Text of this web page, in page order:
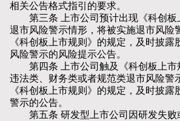
相关公告格式指引的要求。
第三条 上市公司预计出现《科创板
退市风险警示情形，将被实施退市风险
《科创板上市规则》的规定，及时披露
风险警示的风险提示公告。
第四条 上市公司触及《科创板上市
违法类、财务类或者规范类退市风险警
《科创板上市规则》的规定，及时披露
警示的公告。
第五条 研发型上市公司因研发失败